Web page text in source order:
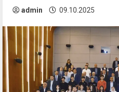
admin 09.10.2025